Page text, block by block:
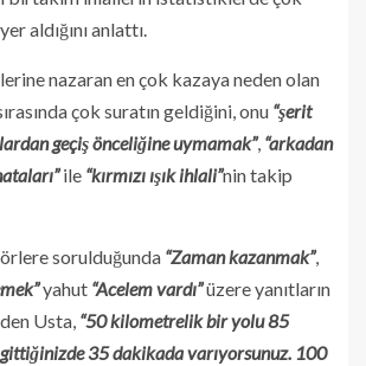
aldığını anlattı.
nazaran en çok kazaya neden olan
çok suratın geldiğini, onu “şerit
geçiş önceliğine uymamak”, “arkadan
ile “kırmızı ışık ihlali”nin takip
sorulduğunda “Zaman kazanmak”,
yahut “Acelem vardı”üzere yanıtların
Usta, “50 kilometrelik bir yolu 85
35 dakikada varıyorsunuz. 100